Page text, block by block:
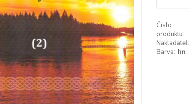
Číslo
produktu:
Nakladatel:
Barva: hn